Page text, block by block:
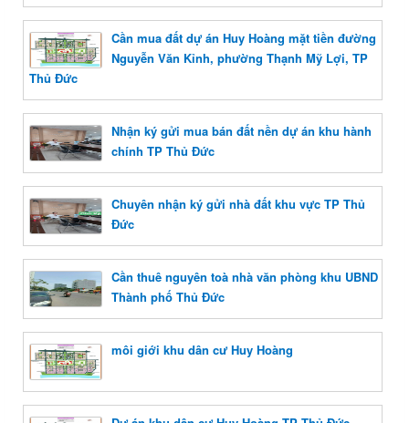
Cần mua đất dự án Huy Hoàng mặt tiền đường
Nguyễn Văn Kỉnh, phường Thạnh Mỹ Lợi, TP
Thủ Đức
Nhận ký gửi mua bán đất nền dự án khu hành
chính TP Thủ Đức
Chuyên nhận ký gửi nhà đất khu vực TP Thủ
Đức
Cần thuê nguyên toà nhà văn phòng khu UBND
Thành phố Thủ Đức
môi giới khu dân cư Huy Hoàng